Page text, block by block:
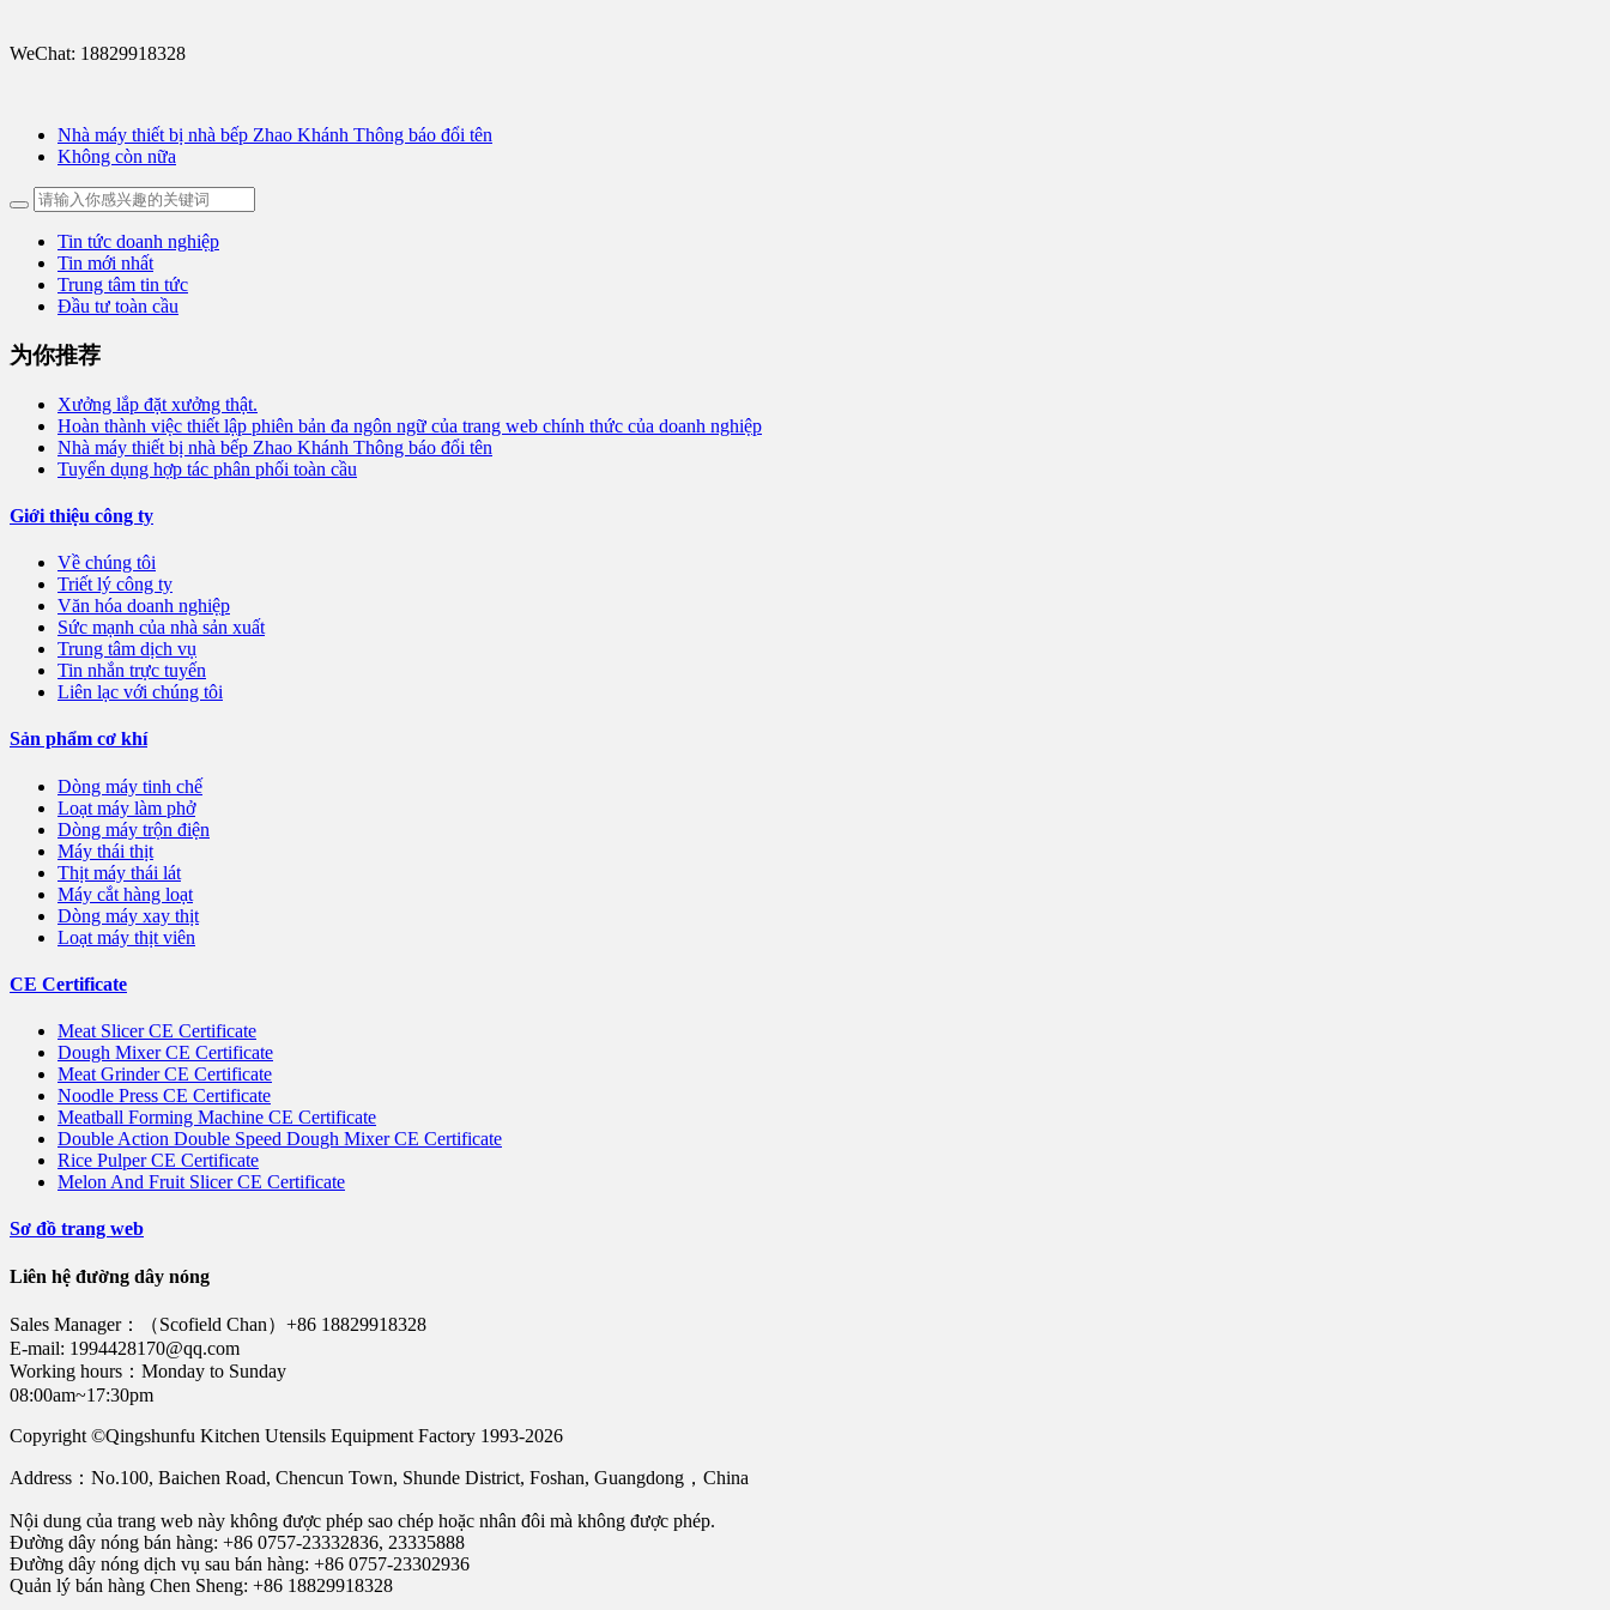
WeChat: 18829918328
Nhà máy thiết bị nhà bếp Zhao Khánh Thông báo đổi tên
Không còn nữa
Tin tức doanh nghiệp
Tin mới nhất
Trung tâm tin tức
Đầu tư toàn cầu
为你推荐
Xưởng lắp đặt xưởng thật.
Hoàn thành việc thiết lập phiên bản đa ngôn ngữ của trang web chính thức của doanh nghiệp
Nhà máy thiết bị nhà bếp Zhao Khánh Thông báo đổi tên
Tuyển dụng hợp tác phân phối toàn cầu
Giới thiệu công ty
Về chúng tôi
Triết lý công ty
Văn hóa doanh nghiệp
Sức mạnh của nhà sản xuất
Trung tâm dịch vụ
Tin nhắn trực tuyến
Liên lạc với chúng tôi
Sản phẩm cơ khí
Dòng máy tinh chế
Loạt máy làm phở
Dòng máy trộn điện
Máy thái thịt
Thịt máy thái lát
Máy cắt hàng loạt
Dòng máy xay thịt
Loạt máy thịt viên
CE Certificate
Meat Slicer CE Certificate
Dough Mixer CE Certificate
Meat Grinder CE Certificate
Noodle Press CE Certificate
Meatball Forming Machine CE Certificate
Double Action Double Speed Dough Mixer CE Certificate
Rice Pulper CE Certificate
Melon And Fruit Slicer CE Certificate
Sơ đồ trang web
Liên hệ đường dây nóng
Sales Manager：（Scofield Chan）+86 18829918328
E-mail: 1994428170@qq.com
Working hours：Monday to Sunday
08:00am~17:30pm
Copyright ©Qingshunfu Kitchen Utensils Equipment Factory 1993-2026
Address：No.100, Baichen Road, Chencun Town, Shunde District, Foshan, Guangdong，China
Nội dung của trang web này không được phép sao chép hoặc nhân đôi mà không được phép.
Đường dây nóng bán hàng: +86 0757-23332836, 23335888
Đường dây nóng dịch vụ sau bán hàng: +86 0757-23302936
Quản lý bán hàng Chen Sheng: +86 18829918328